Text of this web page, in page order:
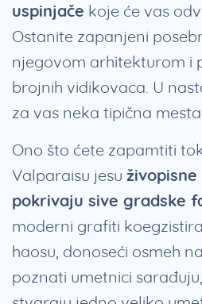
uspinjače koje će vas
Ostanite zapanjeni
njegovom arhitekturom i
brojnih vidikovaca. U
za vas neka tipična
Ono što ćete zapamtiti
Valparaisu jesu
pokrivaju sive gradske
moderni grafiti
haosu, donoseći osmeh
poznati umetnici